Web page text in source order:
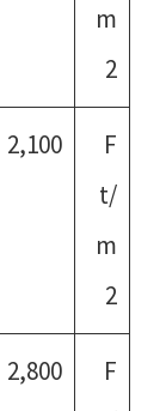
m
2
2,100
F
t/
m
2
2,800
F